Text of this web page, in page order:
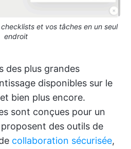
et vos tâches en un seul
endroit
des plus grandes
disponibles sur le
bien plus encore.
sont conçues pour un
des outils de
collaboration sécurisée,